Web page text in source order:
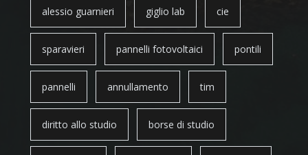
alessio guarnieri giglio lab cie
sparavieri pannelli fotovoltaici pontili
pannelli annullamento tim
diritto allo studio borse di studio